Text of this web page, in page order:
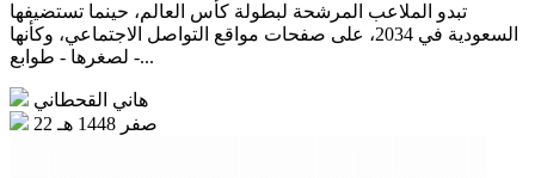
تبدو الملاعب المرشحة لبطولة كأس العالم، حينما تستضيفها
السعودية في 2034، على صفحات مواقع التواصل الاجتماعي، وكأنها
- لصغرها - طوابع...
هاني القحطاني
22 صفر 1448 هـ